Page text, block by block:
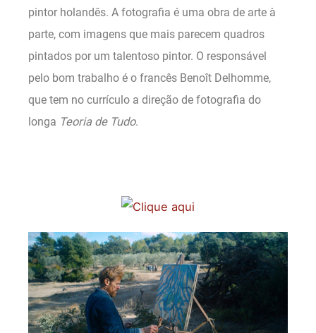
pintor holandês. A fotografia é uma obra de arte à
parte, com imagens que mais parecem quadros
pintados por um talentoso pintor. O responsável
pelo bom trabalho é o francês Benoît Delhomme,
que tem no currículo a direção de fotografia do
longa Teoria de Tudo.